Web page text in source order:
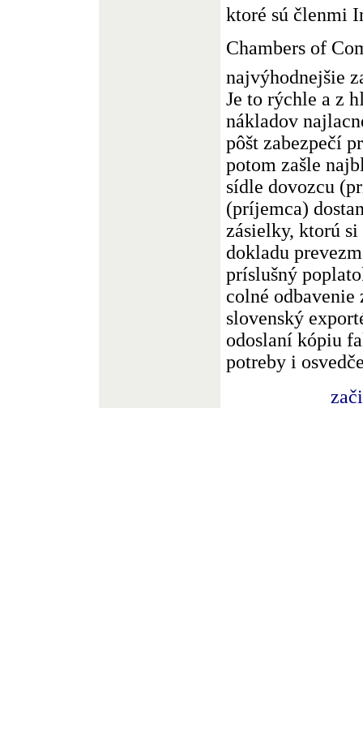
ktoré sú členmi
Chambers of
najvýhodnejšie
Je to rýchle a z
nákladov
pôšt zabezpečí
potom zašle
sídle dovozcu
(príjemca)
zásielky, ktorú
dokladu
príslušný
colné odbavenie
slovenský
odoslaní kópiu
potreby i